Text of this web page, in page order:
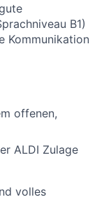
B1)
Kommunikation
offenen,
ALDI Zulage
volles